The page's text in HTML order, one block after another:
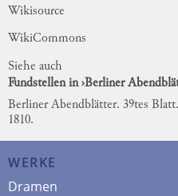
Wikisource
WikiCommons
Siehe auch
Fundstellen in ›Berliner
Berliner Abendblätter. 39tes
1810.
WERKE
Dramen